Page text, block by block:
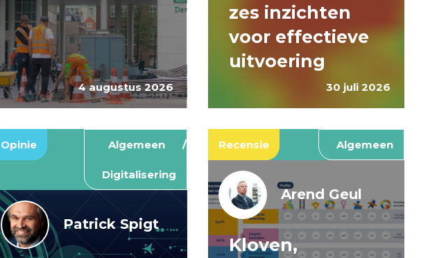
4 augustus 2026 30 juli 2026
zes inzichten
voor effectieve
uitvoering
Opinie Algemeen
Digitalisering
Patrick Spigt
Recensie Algemeen
Arend Geul
Kloven,